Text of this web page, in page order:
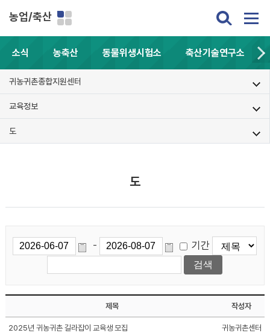
농업/축산
소식 농축산 동물위생시험소 축산기술연구소
귀농귀촌종합지원센터
교육정보
도
도
- 기간
제목 작성자
2025년 귀농귀촌 길라잡이 교육생 모집 귀농귀촌센터